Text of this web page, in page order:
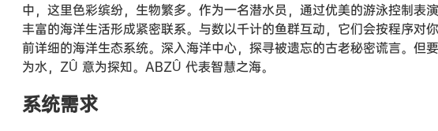
中，这里色彩缤纷，生物繁多。作为一名潜水员，通过优美的游泳控制
丰富的海洋生活形成紧密联系。与数以千计的鱼群互动，它们会按程序对
前详细的海洋生态系统。深入海洋中心，探寻被遗忘的古老秘密谎言。
为水，ZÛ 意为探知。ABZÛ 代表智慧之海。
系统需求